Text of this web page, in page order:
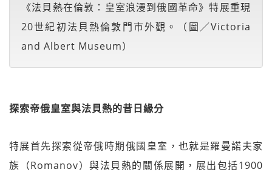
《法貝熱在倫敦：皇室浪漫到俄國革命》特展重現
20世紀初法貝熱倫敦門市外觀。（圖／Victoria
and Albert Museum）
探索帝俄皇室與法貝熱的昔日緣分
特展首先探索從帝俄時期俄國皇室，也就是羅曼諾夫家
族（Romanov）與法貝熱的關係展開，展出包括1900